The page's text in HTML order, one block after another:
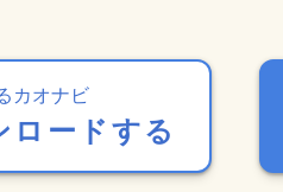
カオナビ
ードする